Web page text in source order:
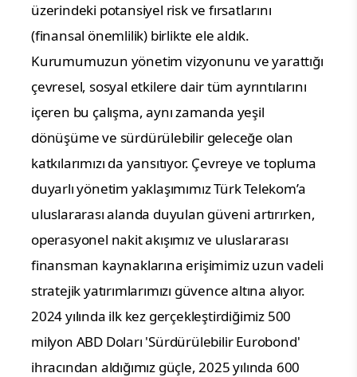
üzerindeki potansiyel risk ve fırsatlarını
(finansal önemlilik) birlikte ele aldık.
Kurumumuzun yönetim vizyonunu ve yarattığı
çevresel, sosyal etkilere dair tüm ayrıntılarını
içeren bu çalışma, aynı zamanda yeşil
dönüşüme ve sürdürülebilir geleceğe olan
katkılarımızı da yansıtıyor. Çevreye ve topluma
duyarlı yönetim yaklaşımımız Türk Telekom’a
uluslararası alanda duyulan güveni artırırken,
operasyonel nakit akışımız ve uluslararası
finansman kaynaklarına erişimimiz uzun vadeli
stratejik yatırımlarımızı güvence altına alıyor.
2024 yılında ilk kez gerçekleştirdiğimiz 500
milyon ABD Doları 'Sürdürülebilir Eurobond'
ihracından aldığımız güçle, 2025 yılında 600